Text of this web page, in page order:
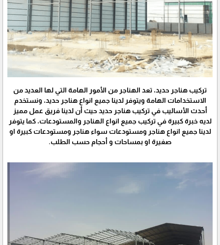
تركيب هناجر حديد، تعد الهناجر من الأمور الهامة التي لها العديد من
الاستخدامات الهامة ويتوفر لدينا جميع انواع هناجر حديد، ونستخدم
أحدث الأساليب في تركيب هناجر حديد حيث أن لدينا فريق عمل مميز
لديه خبرة كبيرة في تركيب جميع انواع الهناجر والمستودعات، كما يتوفر
لدينا جميع انواع هناجر ومستودعات سواء هناجر ومستودعات كبيرة او
صغيرة او بمساحات و أحجام حسب الطلب.